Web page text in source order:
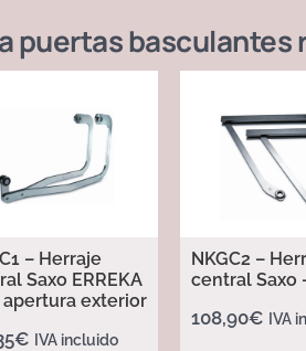
puertas basculantes
– Herraje
Saxo ERREKA
apertura exterior
€ IVA incluido
NKGC2 –
central Saxo
108,90€ IVA